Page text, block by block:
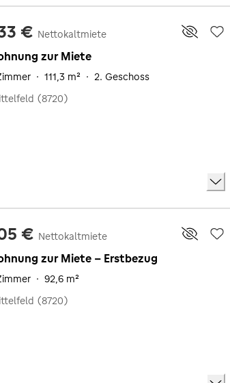
€ Nettokaltmiete
zur Miete
· 111,3 m² · 2. Geschoss
(8720)
€ Nettokaltmiete
zur Miete - Erstbezug
· 92,6 m²
(8720)